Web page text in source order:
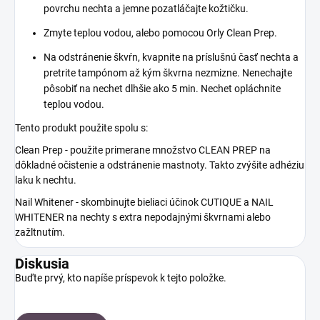
povrchu nechta a jemne pozatláčajte kožtičku.
Zmyte teplou vodou, alebo pomocou Orly Clean Prep.
Na odstránenie škvŕn, kvapnite na príslušnú časť nechta a
pretrite tampónom až kým škvrna nezmizne. Nenechajte
pôsobiť na nechet dlhšie ako 5 min. Nechet opláchnite
teplou vodou.
Tento produkt použite spolu s:
Clean Prep - použite primerane množstvo CLEAN PREP na
dôkladné očistenie a odstránenie mastnoty. Takto zvýšite adhéziu
laku k nechtu.
Nail Whitener - skombinujte bieliaci účinok CUTIQUE a NAIL
WHITENER na nechty s extra nepodajnými škvrnami alebo
zažltnutím.
Diskusia
Buďte prvý, kto napíše príspevok k tejto položke.